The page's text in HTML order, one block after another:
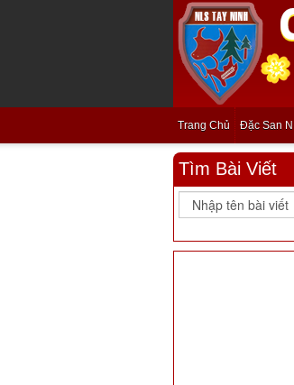
Trang Chủ Đặc San
Tìm Bài Viết